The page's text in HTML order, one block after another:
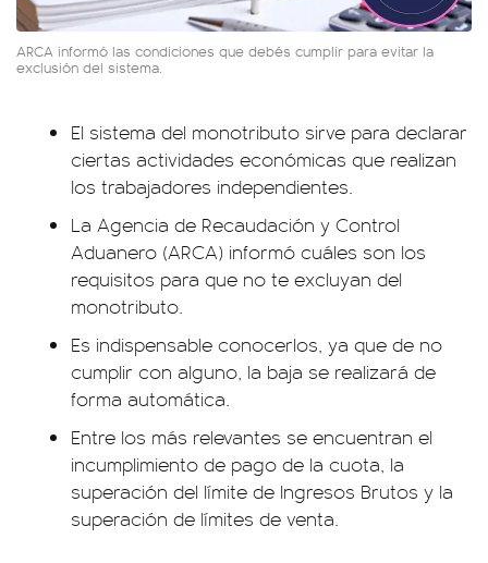
ARCA informó las condiciones que debés cumplir para evitar la
exclusión del sistema.
El sistema del monotributo sirve para declarar
ciertas actividades económicas que realizan
los trabajadores independientes.
La Agencia de Recaudación y Control
Aduanero (ARCA) informó cuáles son los
requisitos para que no te excluyan del
monotributo.
Es indispensable conocerlos, ya que de no
cumplir con alguno, la baja se realizará de
forma automática.
Entre los más relevantes se encuentran el
incumplimiento de pago de la cuota, la
superación del límite de Ingresos Brutos y la
superación de límites de venta.